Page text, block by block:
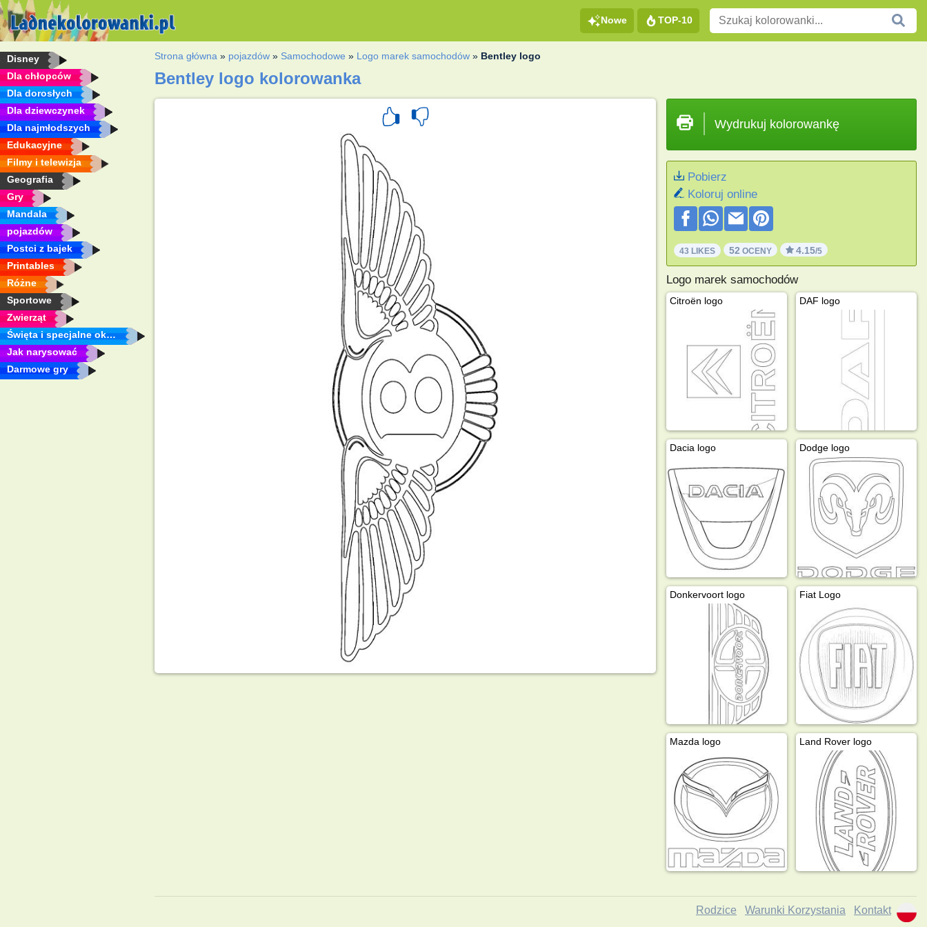
Nowe TOP-10
Disney
Dla chłopców
Dla dorosłych
Dla dziewczynek
Dla najmłodszych
Edukacyjne
Filmy i telewizja
Geografia
Gry
Mandala
pojazdów
Postci z bajek
Printables
Różne
Sportowe
Zwierząt
Święta i specjalne okazje
Jak narysować
Darmowe gry
Strona główna » pojazdów » Samochodowe » Logo marek samochodów » Bentley logo
Bentley logo kolorowanka
Wydrukuj kolorowankę
Pobierz
Koloruj online
43 LIKES 52 OCENY 4.15/5
Logo marek samochodów
Citroën logo DAF logo
Dacia logo Dodge logo
Donkervoort logo Fiat Logo
Mazda logo Land Rover logo
Rodzice Warunki Korzystania Kontakt